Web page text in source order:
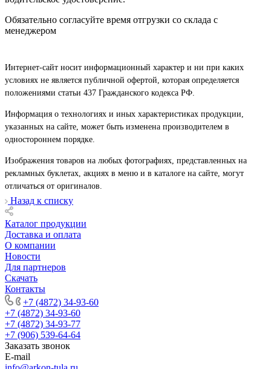
Обязательно согласуйте время отгрузки со склада с
менеджером
Интернет-сайт носит информационный характер и ни при каких
условиях не является публичной офертой, которая определяется
положениями статьи 437 Гражданского кодекса РФ.
Информация о технологиях и иных характеристиках продукции,
указанных на сайте, может быть изменена производителем в
одностороннем порядке.
Изображения товаров на любых фотографиях, представленных на
рекламных буклетах, акциях в меню и в каталоге на сайте, могут
отличаться от оригиналов.
Назад к списку
Каталог продукции
Доставка и оплата
О компании
Новости
Для партнеров
Скачать
Контакты
+7 (4872) 34-93-60
+7 (4872) 34-93-60
+7 (4872) 34-93-77
+7 (906) 539-64-64
Заказать звонок
E-mail